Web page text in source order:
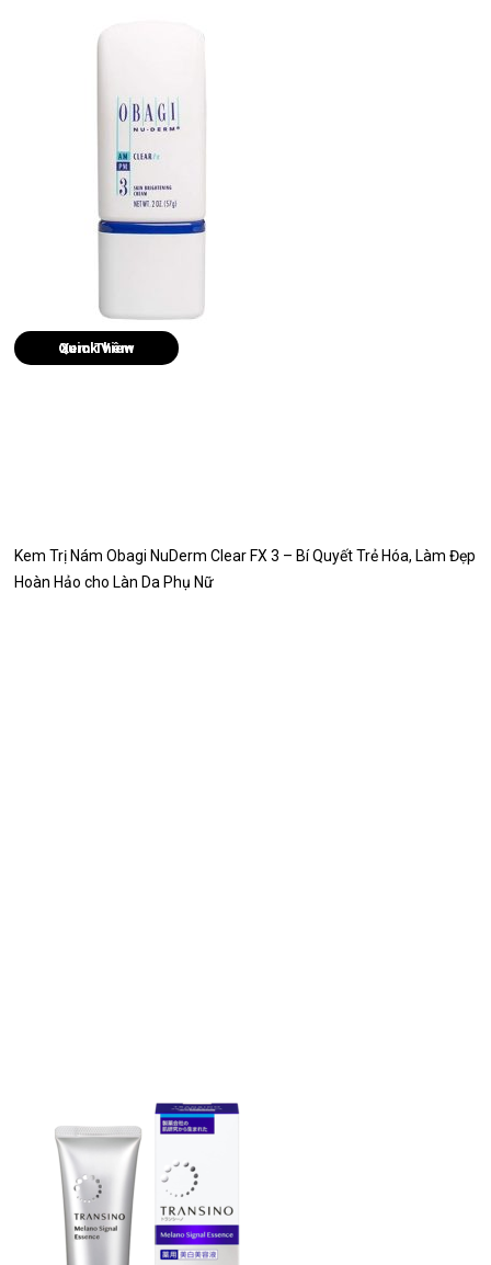
Quick View
Kem Trị Nám Obagi NuDerm Clear FX 3 – Bí Quyết Trẻ Hóa, Làm Đẹp
Hoàn Hảo cho Làn Da Phụ Nữ